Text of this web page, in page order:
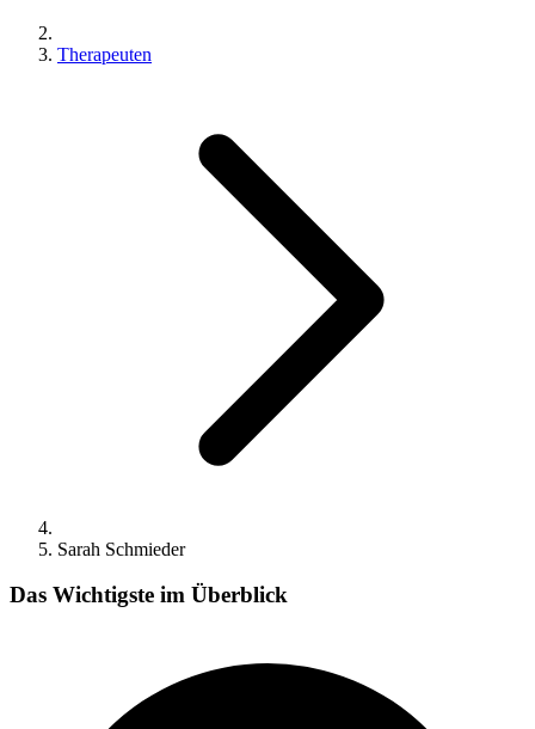
Therapeuten
Sarah Schmieder
Das Wichtigste im Überblick